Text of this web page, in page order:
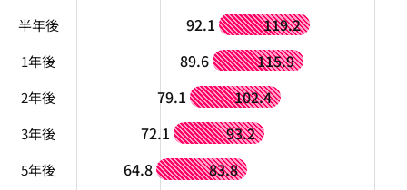
半年後 92.1 119.2
1年後 89.6 115.9
2年後 79.1 102.4
3年後 72.1 93.2
5年後 64.8 83.8